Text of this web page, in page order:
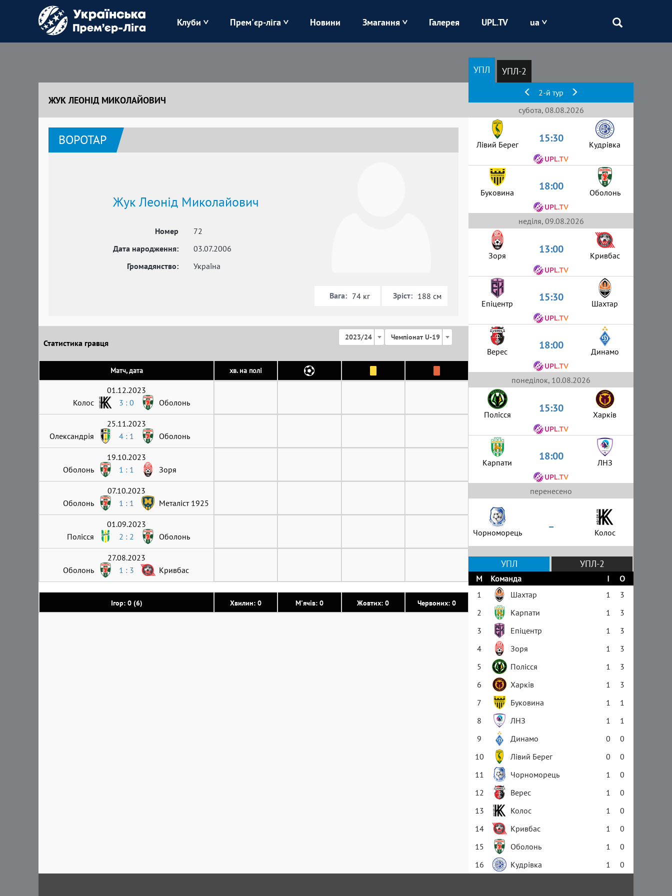
Клуби
Зоря Карпати Колос Кривбас
Оболонь
Полісся
Прем'єр-ліга Новини Змагання Галерея UPL.TV ua
ЖУК ЛЕОНІД МИКОЛАЙОВИЧ
ВОРОТАР
Жук Леонід Миколайович
Номер
72
Дата народження:
03.07.2006
Громадянство:
Україна
Вага: 74 кг Зріст: 188 см
Статистика гравця
2023/24 Чемпіонат U-19
Матч, дата хв. на полі
Ігор: 0 (6) Хвилин: 0 М'ячів: 0 Жовтих: 0 Червоних: 0
01.12.2023
Колос
3 : 0 Оболонь
25.11.2023
Олександрія
4 : 1 Оболонь
19.10.2023
Оболонь
1 : 1 Зоря
07.10.2023
Оболонь
1 : 1 Металіст 1925
01.09.2023
Полісся
2 : 2 Оболонь
27.08.2023
Оболонь
1 : 3 Кривбас
УПЛ УПЛ-2
2-й тур
субота, 08.08.2026
Лівий Берег 15:30 Кудрівка
Буковина 18:00 Оболонь
неділя, 09.08.2026
Зоря 13:00 Кривбас
Епіцентр 15:30 Шахтар
Верес 18:00 Динамо
понеділок, 10.08.2026
Полісся 15:30 Харків
Карпати 18:00 ЛНЗ
перенесено
Чорноморець – Колос
УПЛ УПЛ-2
М Команда І
О
1
Шахтар 1
3
2
Карпати 1
3
3
Епіцентр 1
3
4
Зоря 1
3
5
Полісся 1
3
6
Харків 1
3
7
Буковина 1
1
8
ЛНЗ 1
1
9
Динамо 0
0
10
Лівий Берег 0
0
11
Чорноморець 1
0
12
Верес 1
0
13
Колос 1
0
14
Кривбас 1
0
15
Оболонь 1
0
16
Кудрівка 1 0